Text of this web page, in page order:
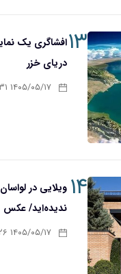
۱۳افشاگری یک
دریای خزر
۱۴۰۵/۰۵/۱۷ ۱۶:۳۱
۱۴ ویلایی در
ندیده‌اید/ عکس
۱۴۰۵/۰۵/۱۷ ۱۶:۲۶